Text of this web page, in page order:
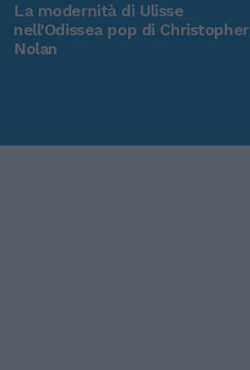
La modernità di Ulisse
nell'Odissea pop di Christopher
Nolan